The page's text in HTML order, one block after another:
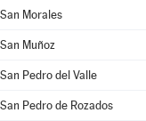
San Morales
San Muñoz
San Pedro del Valle
San Pedro de Rozados